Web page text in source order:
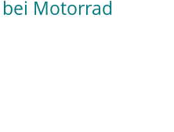
bei Motorrad